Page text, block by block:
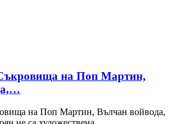
на Поп Мартин,
на Поп Мартин, Вълчан войвода,